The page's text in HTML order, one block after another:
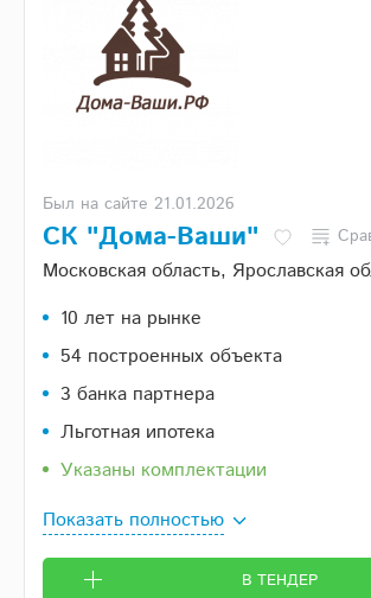
Был на сайте 21.01.2026
СК "Дома-Ваши"
Московская область, Ярославская
10 лет на рынке
54 построенных объекта
3 банка партнера
Льготная ипотека
Указаны комплектации
Показать полностью
В ТЕНДЕР